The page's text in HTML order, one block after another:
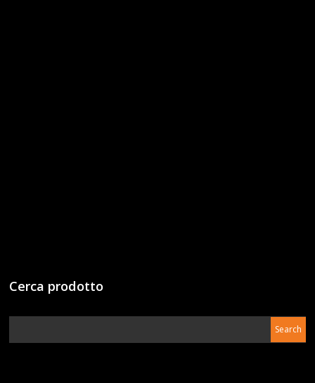
Cerca prodotto